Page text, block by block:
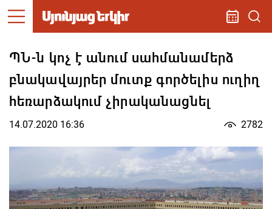
ՊՆ-ն կոչ է անում սահմանամերձ
բնակավայրեր մուտք գործելիս ուղիղ
հեռարձակում չիրականացնել
14.07.2020 16:36 2782